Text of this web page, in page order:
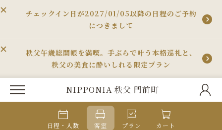
チェックイン日が2027/01/05以降の日程のご予約
につきまして
秩父午歳総開帳を満喫。手ぶらで叶う本格巡礼と、
秩父の美食に酔いしれる限定プラン
NIPPONIA 秩父 門前町
日程・人数 客室 プラン カート